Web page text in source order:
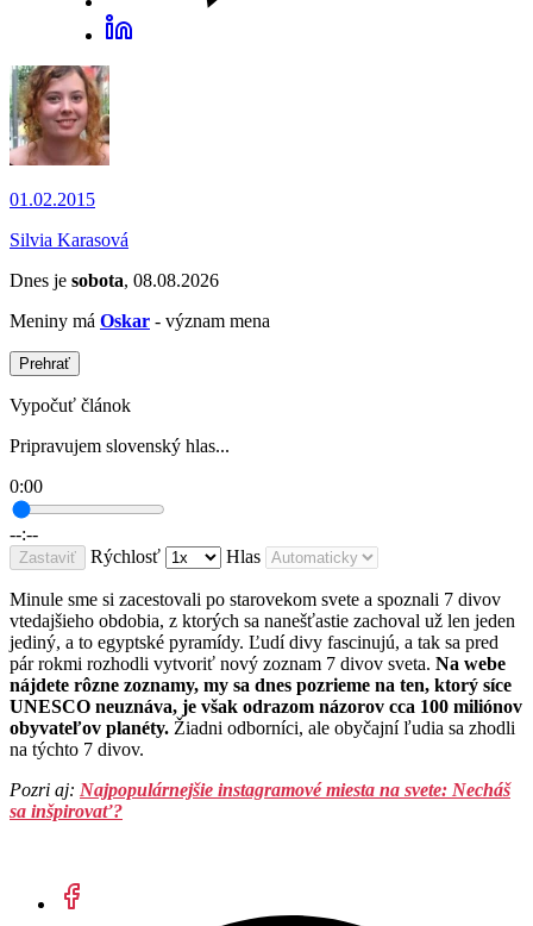
01.02.2015
Silvia Karasová
Dnes je sobota, 08.08.2026
Meniny má Oskar - význam mena
Prehrať
Vypočuť článok
Pripravujem slovenský hlas...
0:00
--:--
Zastaviť Rýchlosť Hlas
Minule sme si zacestovali po starovekom svete a spoznali 7 divov
vtedajšieho obdobia, z ktorých sa nanešťastie zachoval už len jeden
jediný, a to egyptské pyramídy. Ľudí divy fascinujú, a tak sa pred
pár rokmi rozhodli vytvoriť nový zoznam 7 divov sveta. Na webe
nájdete rôzne zoznamy, my sa dnes pozrieme na ten, ktorý síce
UNESCO neuznáva, je však odrazom názorov cca 100 miliónov
obyvateľov planéty. Žiadni odborníci, ale obyčajní ľudia sa zhodli
na týchto 7 divov.
Pozri aj: Najpopulárnejšie instagramové miesta na svete: Necháš
sa inšpirovať?